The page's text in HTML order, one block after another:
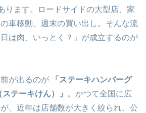
ります。ロードサイドの大型店、家
車移動、週末の買い出し。そんな流
は肉、いっとく？」が成立するのが
が出るのが
「ステーキハンバーグ
テーキけん）」
。かつて全国に広
、近年は店舗数が大きく絞られ、公